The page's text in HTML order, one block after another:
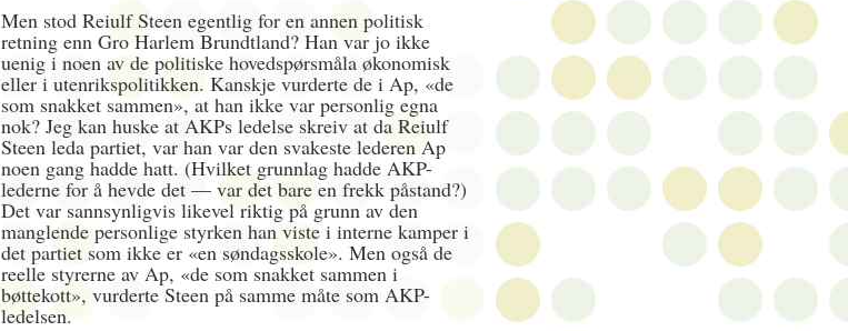
Men stod Reiulf Steen egentlig for en annen politisk
retning enn Gro Harlem Brundtland? Han var jo ikke
uenig i noen av de politiske hovedspørsmåla økonomisk
eller i utenrikspolitikken. Kanskje vurderte de i Ap, «de
som snakket sammen», at han ikke var personlig egna
nok? Jeg kan huske at AKPs ledelse skreiv at da Reiulf
Steen leda partiet, var han var den svakeste lederen Ap
noen gang hadde hatt. (Hvilket grunnlag hadde AKP-
lederne for å hevde det — var det bare en frekk påstand?)
Det var sannsynligvis likevel riktig på grunn av den
manglende personlige styrken han viste i interne kamper i
det partiet som ikke er «en søndagsskole». Men også de
reelle styrerne av Ap, «de som snakket sammen i
bøttekott», vurderte Steen på samme måte som AKP-
ledelsen.